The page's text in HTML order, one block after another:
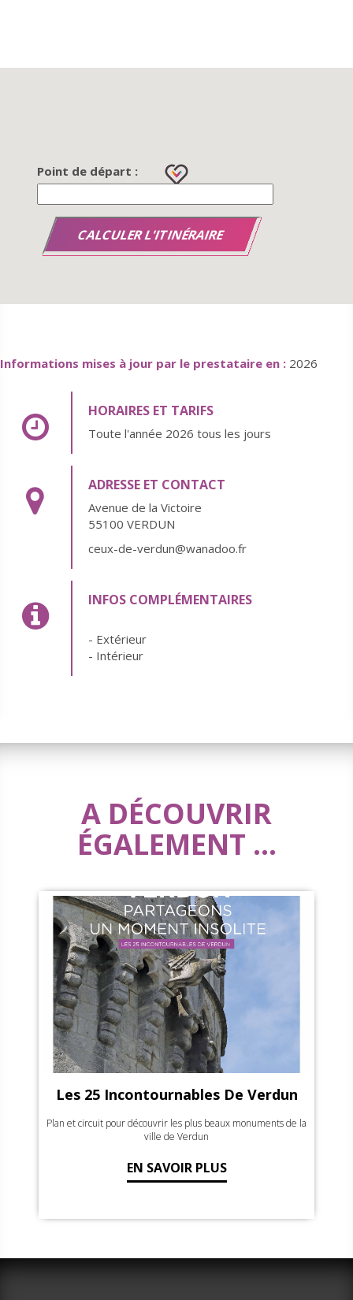
Point de départ :
Informations mises à jour par le prestataire en : 2026
HORAIRES ET TARIFS
Toute l'année 2026 tous les jours
ADRESSE ET CONTACT
Avenue de la Victoire
55100 VERDUN
ceux-de-verdun@wanadoo.fr
INFOS COMPLÉMENTAIRES
- Extérieur
- Intérieur
A DÉCOUVRIR
ÉGALEMENT ...
Les 25 Incontournables De Verdun
Plan et circuit pour découvrir les plus beaux monuments de la
ville de Verdun
EN SAVOIR PLUS